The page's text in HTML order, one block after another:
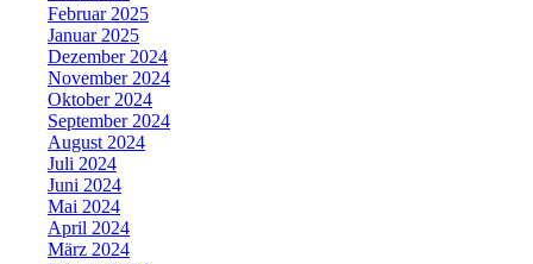
Februar 2025
Januar 2025
Dezember 2024
November 2024
Oktober 2024
September 2024
August 2024
Juli 2024
Juni 2024
Mai 2024
April 2024
März 2024